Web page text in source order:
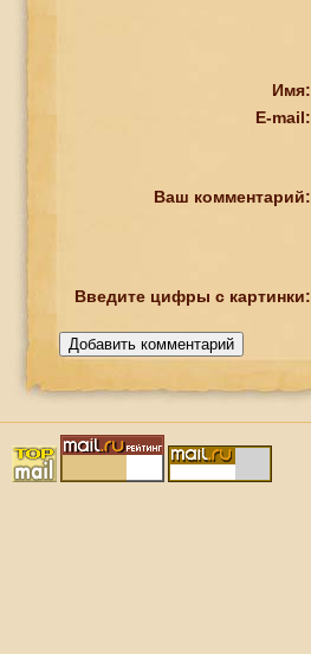
Имя:
E-mail:
Ваш комментарий:
Введите цифры с картинки: